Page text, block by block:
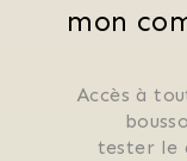
mon
Accès à
tester le